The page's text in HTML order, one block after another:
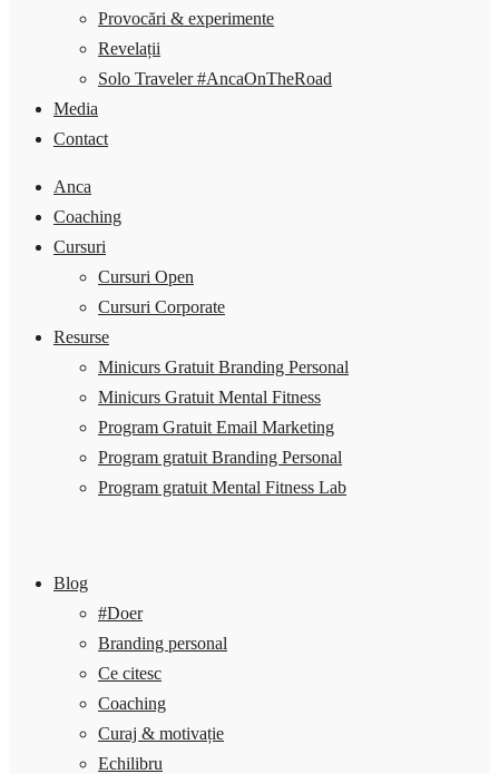
Provocări & experimente
Revelații
Solo Traveler #AncaOnTheRoad
Media
Contact
Anca
Coaching
Cursuri
Cursuri Open
Cursuri Corporate
Resurse
Minicurs Gratuit Branding Personal
Minicurs Gratuit Mental Fitness
Program Gratuit Email Marketing
Program gratuit Branding Personal
Program gratuit Mental Fitness Lab
Blog
#Doer
Branding personal
Ce citesc
Coaching
Curaj & motivație
Echilibru